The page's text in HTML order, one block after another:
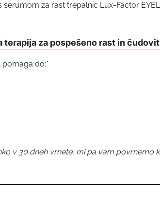
serumom za rast trepalnic Lux-Factor
za pospešeno rast in
pomaga do:*
v 30 dneh vrnete, mi pa vam povrnemo